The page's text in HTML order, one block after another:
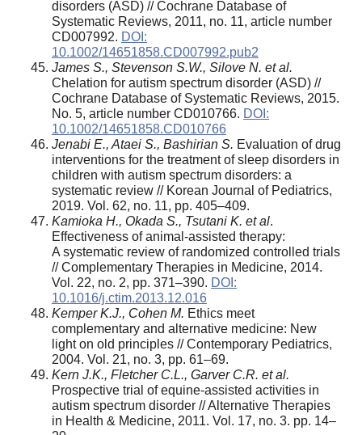
disorders (ASD) // Cochrane Database of
Systematic Reviews, 2011, no. 11, article number
CD007992. DOI:
10.1002/14651858.CD007992.pub2
James S., Stevenson S.W., Silove N. et al.
Chelation for autism spectrum disorder (ASD) //
Cochrane Database of Systematic Reviews, 2015.
No. 5, article number CD010766. DOI:
10.1002/14651858.CD010766
Jenabi E., Ataei S., Bashirian S. Evaluation of drug
interventions for the treatment of sleep disorders in
children with autism spectrum disorders: a
systematic review // Korean Journal of Pediatrics,
2019. Vol. 62, no. 11, pp. 405–409.
Kamioka H., Okada S., Tsutani K. et al.
Effectiveness of animal-assisted therapy:
A systematic review of randomized controlled trials
// Complementary Therapies in Medicine, 2014.
Vol. 22, no. 2, pp. 371–390. DOI:
10.1016/j.ctim.2013.12.016
Kemper K.J., Cohen M. Ethics meet
complementary and alternative medicine: New
light on old principles // Contemporary Pediatrics,
2004. Vol. 21, no. 3, pp. 61–69.
Kern J.K., Fletcher C.L., Garver C.R. et al.
Prospective trial of equine-assisted activities in
autism spectrum disorder // Alternative Therapies
in Health & Medicine, 2011. Vol. 17, no. 3. pp. 14–